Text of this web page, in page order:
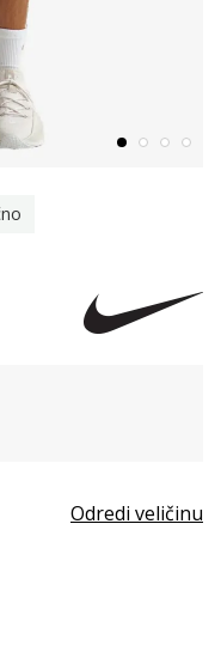
Odredi veličinu